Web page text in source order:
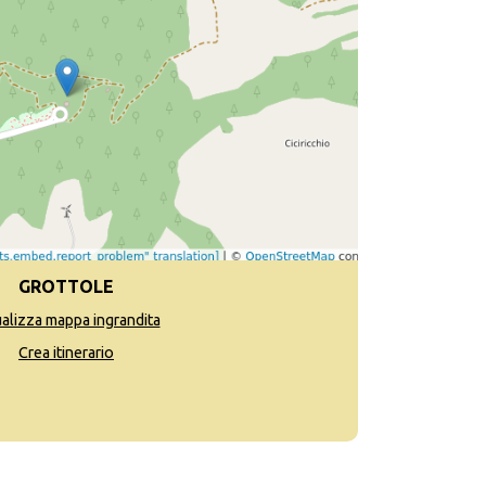
GROTTOLE
mappa ingrandita
Crea itinerario